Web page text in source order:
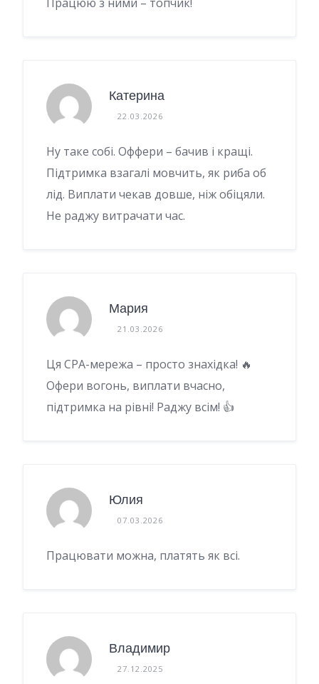
Катерина
22.03.2026
Ну таке собі. Оффери – бачив і кращі.
Підтримка взагалі мовчить, як риба об
лід. Виплати чекав довше, ніж обіцяли.
Не раджу витрачати час.
Мария
21.03.2026
Ця CPA-мережа – просто знахідка! 🔥
Офери вогонь, виплати вчасно,
підтримка на рівні! Раджу всім! 👍
Юлия
07.03.2026
Працювати можна, платять як всі.
Владимир
27.12.2025